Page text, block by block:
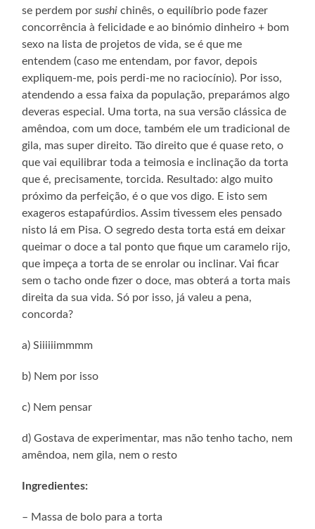
se perdem porsushi chinês, o equilíbrio pode fazer
concorrência à felicidade e ao binómio dinheiro + bom
sexo na lista de projetos de vida, se é que me
entendem (caso me entendam, por favor, depois
expliquem-me, pois perdi-me no raciocínio). Por isso,
atendendo a essa faixa da população, preparámos algo
deveras especial. Uma torta, na sua versão clássica de
amêndoa, com um doce, também ele um tradicional de
gila, mas super direito. Tão direito que é quase reto, o
que vai equilibrar toda a teimosia e inclinação da torta
que é, precisamente, torcida. Resultado: algo muito
próximo da perfeição, é o que vos digo. E isto sem
exageros estapafúrdios. Assim tivessem eles pensado
nisto lá em Pisa. O segredo desta torta está em deixar
queimar o doce a tal ponto que fique um caramelo rijo,
que impeça a torta de se enrolar ou inclinar. Vai ficar
sem o tacho onde fizer o doce, mas obterá a torta mais
direita da sua vida. Só por isso, já valeu a pena,
concorda?
a) Siiiiiimmmm
b) Nem por isso
c) Nem pensar
d) Gostava de experimentar, mas não tenho tacho, nem
amêndoa, nem gila, nem o resto
Ingredientes:
– Massa de bolo para a torta